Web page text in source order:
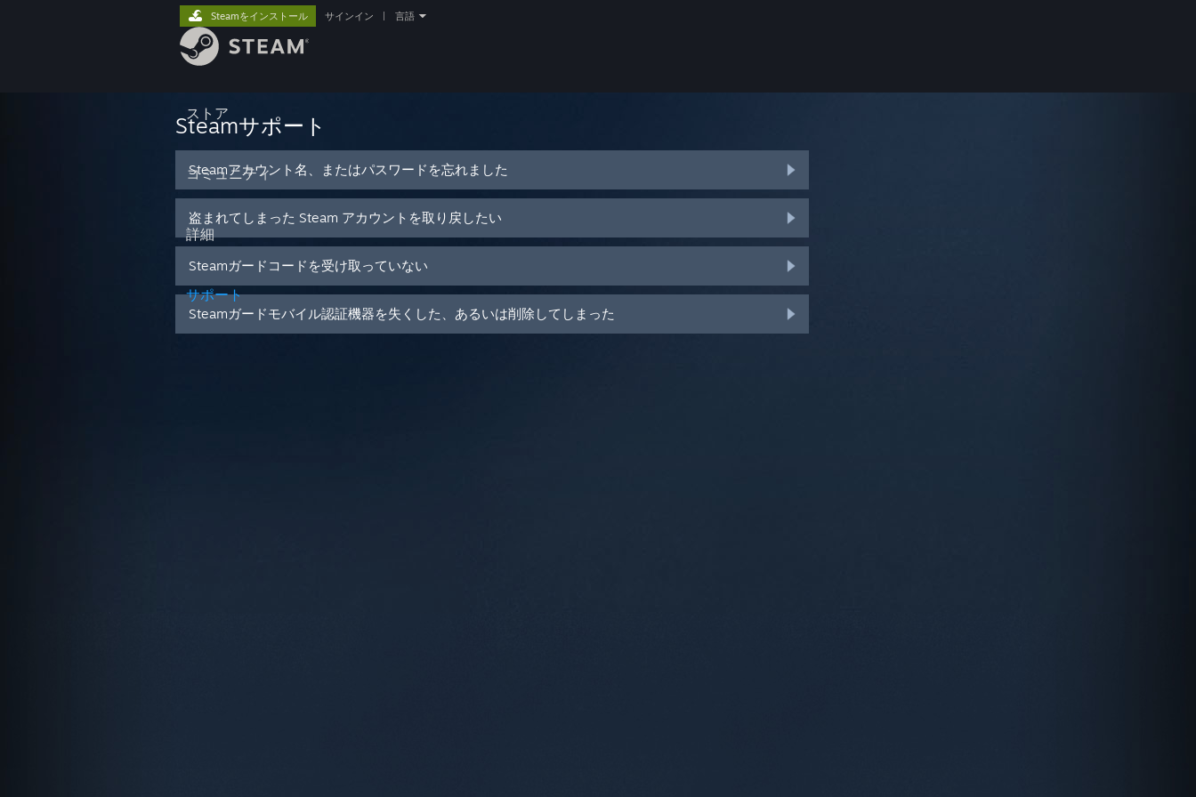
ストア
コミュニティ
詳細
サポート
Steamをインストール サインイン 言語
Steamサポート
Steamアカウント名、またはパスワードを忘れました
盗まれてしまった Steam アカウントを取り戻したい
Steamガードコードを受け取っていない
Steamガードモバイル認証機器を失くした、あるいは削除してしまった